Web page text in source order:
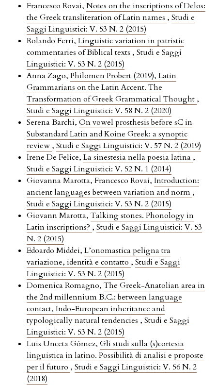
Francesco Rovai, Notes on the inscriptions of Delos:
the Greek transliteration of Latin names , Studi e
Saggi Linguistici: V. 53 N. 2 (2015)
Rolando Ferri, Linguistic variation in patristic
commentaries of Biblical texts , Studi e Saggi
Linguistici: V. 53 N. 2 (2015)
Anna Zago, Philomen Probert (2019), Latin
Grammarians on the Latin Accent. The
Transformation of Greek Grammatical Thought ,
Studi e Saggi Linguistici: V. 58 N. 2 (2020)
Serena Barchi, On vowel prosthesis before sC in
Substandard Latin and Koine Greek: a synoptic
review , Studi e Saggi Linguistici: V. 57 N. 2 (2019)
Irene De Felice, La sinestesia nella poesia latina ,
Studi e Saggi Linguistici: V. 52 N. 1 (2014)
Giovanna Marotta, Francesco Rovai, Introduction:
ancient languages between variation and norm ,
Studi e Saggi Linguistici: V. 53 N. 2 (2015)
Giovann Marotta, Talking stones. Phonology in
Latin inscriptions? , Studi e Saggi Linguistici: V. 53
N. 2 (2015)
Edoardo Middei, L’onomastica peligna tra
variazione, identità e contatto , Studi e Saggi
Linguistici: V. 53 N. 2 (2015)
Domenica Romagno, The Greek-Anatolian area in
the 2nd millennium B.C.: between language
contact, Indo-European inheritance and
typologically natural tendencies , Studi e Saggi
Linguistici: V. 53 N. 2 (2015)
Luis Unceta Gómez, Gli studi sulla (s)cortesia
linguistica in latino. Possibilità di analisi e proposte
per il futuro , Studi e Saggi Linguistici: V. 56 N. 2
(2018)